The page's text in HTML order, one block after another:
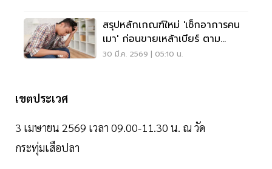
สรุปหลักเกณฑ์ใหม่ 'เช็กอาการคน
เมา' ก่อนขายเหล้าเบียร์ ตาม
ประกาศกรมควบคุมโรค
30 มี.ค. 2569 | 05:10 น.
เขตประเวศ
3 เมษายน 2569 เวลา 09.00-11.30 น. ณ วัด
กระทุ่มเสือปลา